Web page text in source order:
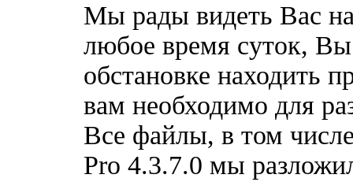
Мы рады видеть Вас
любое время суток,
обстановке находить
вам необходимо для
Все файлы, в том
Pro 4.3.7.0 мы